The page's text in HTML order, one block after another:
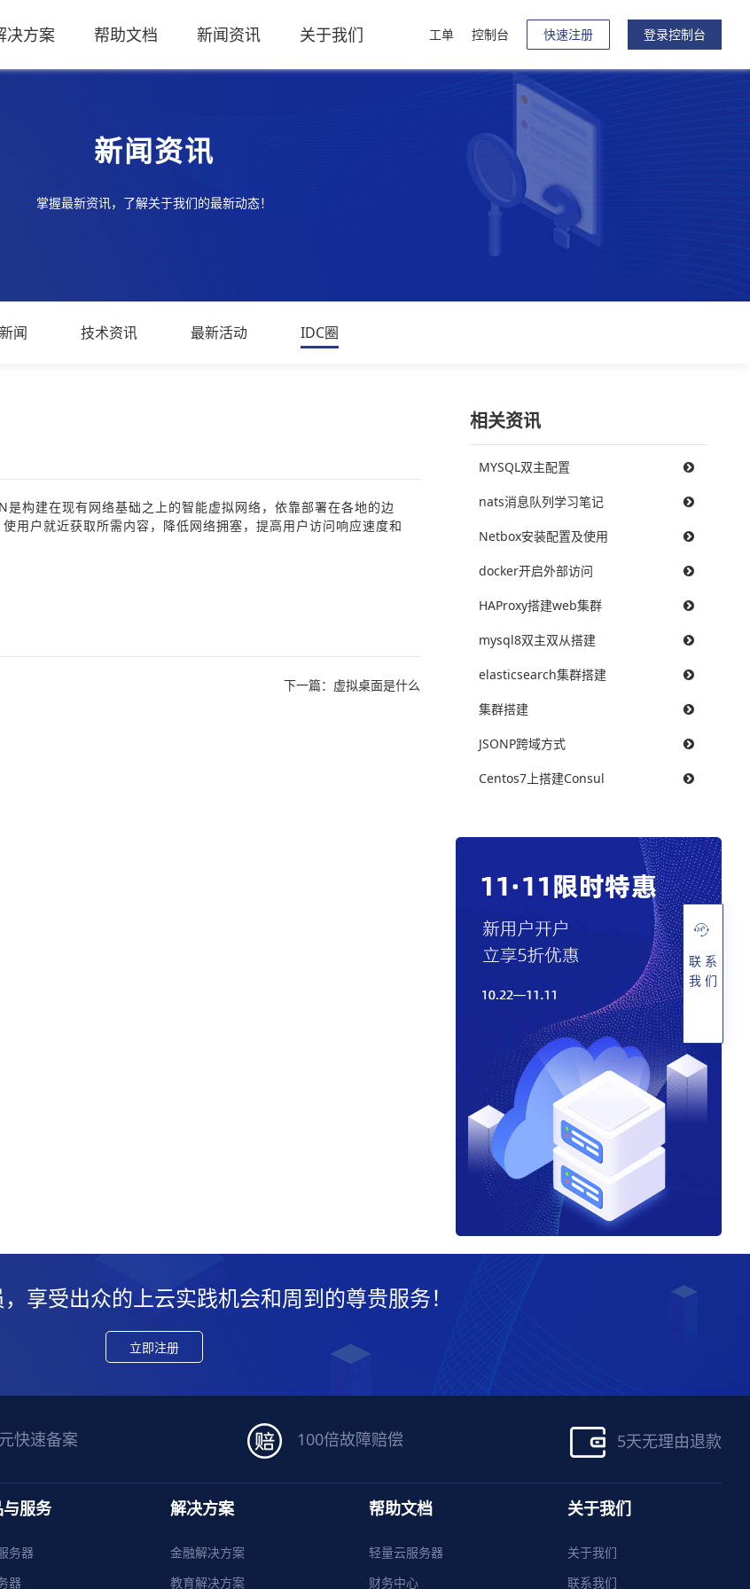
决方案 帮助文档 新闻资讯 关于我们 工单 控制台 快速注册 登录控制台
新闻资讯
掌握最新资讯，了解关于我们的最新动态！
闻 技术资讯 最新活动 IDC圈
建在现有网络基础之上的智能虚拟网络，依靠部署在各地的边
用户就近获取所需内容，降低网络拥塞，提高用户访问响应速度和
下一篇：虚拟桌面是什么
相关资讯
MYSQL双主配置
nats消息队列学习笔记
Netbox安装配置及使用
docker开启外部访问
HAProxy搭建web集群
mysql8双主双从搭建
elasticsearch集群搭建
集群搭建
JSONP跨域方式
Centos7上搭建Consul
享受出众的上云实践机会和周到的尊贵服务！
立即注册
快速备案 100倍故障赔偿 5天无理由退款
服务
务器
器
解决方案
金融解决方案
教育解决方案
帮助文档
轻量云服务器
财务中心
关于我们
关于我们
联系我们
联 系
我 们